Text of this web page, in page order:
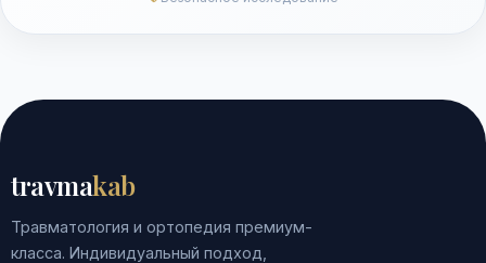
travmakab
Травматология и ортопедия премиум-
класса. Индивидуальный подход,